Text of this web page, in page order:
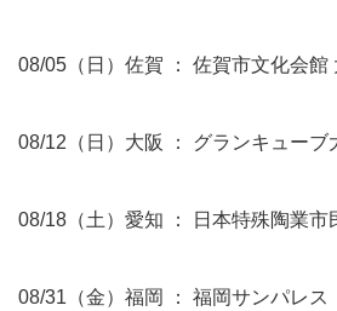
08/05（日）佐賀 ： 佐賀市文化会館
08/12（日）大阪 ： グランキューブ
08/18（土）愛知 ： 日本特殊陶業市
08/31（金）福岡 ： 福岡サンパレス